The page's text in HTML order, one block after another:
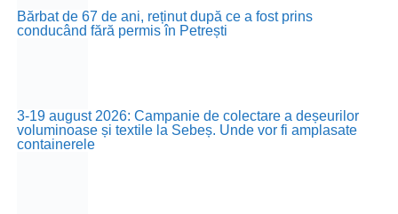
Bărbat de 67 de ani, reținut după ce a fost prins
conducând fără permis în Petrești
3-19 august 2026: Campanie de colectare a deșeurilor
voluminoase și textile la Sebeș. Unde vor fi amplasate
containerele